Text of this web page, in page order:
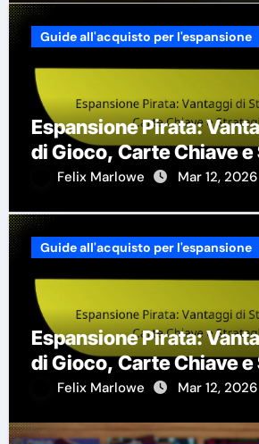
Guide all'acquisto per l'espansione
Espansione Pirata:
di Gioco, Carte Chiave
Felix Marlowe Mar 12, 2026
Guide all'acquisto per l'espansione
Espansione Pirata:
di Gioco, Carte Chiave
Felix Marlowe Mar 12, 2026